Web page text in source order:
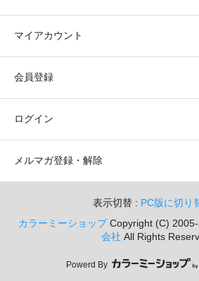
マイアカウント
会員登録
ログイン
メルマガ登録・解除
表示切替 : PC版に切り
カラーミーショップCopyright (C)
会社 All Rights
Powerd By